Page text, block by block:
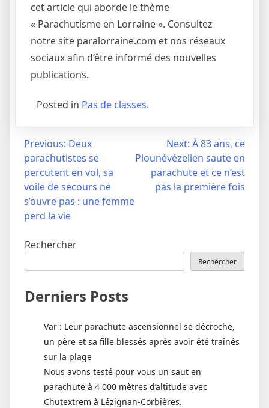
cet article qui aborde le thème
« Parachutisme en Lorraine ». Consultez
notre site paralorraine.com et nos réseaux
sociaux afin d’être informé des nouvelles
publications.
Posted in Pas de classes.
Navigation
l’article
Previous: Deux
parachutistes se
percutent en vol, sa
voile de secours ne
s’ouvre pas : une femme
perd la vie
Next: À 83 ans, ce
Plounévézelien saute en
parachute et ce n’est
pas la première fois
Rechercher
Rechercher
Derniers Posts
Var : Leur parachute ascensionnel se décroche,
un père et sa fille blessés après avoir été traînés
sur la plage
Nous avons testé pour vous un saut en
parachute à 4 000 mètres d’altitude avec
Chutextrem à Lézignan-Corbières.